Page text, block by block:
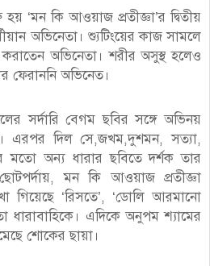
‘মন কি আওয়াজ প্রতীজ্ঞা’র দ্বিতীয়
অভিনেতা। শ্যুটিংয়ের কাজ সামলে
করাতেন অভিনেতা। শরীর অসুস্থ হলেও
ফেরাননি অভিনেত।
সর্দারি বেগম ছবির সঙ্গে অভিনয়
এরপর দিল সে,জখম,দুশমন, সত্যা,
মতো অন্য ধারার ছবিতে দর্শক তার
মন কি আওয়াজ প্রতীজ্ঞা
গিয়েছে ‘রিসতে’, ‘ডোলি আরমানো
ধারাবাহিকে। এদিকে অনুপম শ্যামের
শোকের ছায়া।